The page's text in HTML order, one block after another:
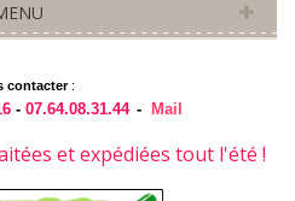
contacter:
-07.64.08.31.44 - Mail
et expédiées tout l'été !